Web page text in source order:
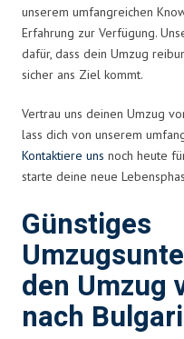
unserem umfangreichen
Erfahrung zur Verfügung.
dafür, dass dein Umzug
sicher ans Ziel kommt.
Vertrau uns deinen Umzug
lass dich von unserem
Kontaktiere uns noch heute
starte deine neue
Günstiges
den Umzug
nach